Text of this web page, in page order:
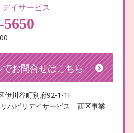
イサービス
お問合せはこちら
伊川谷町別府92-1-1F
ハビリデイサービス 西区事業